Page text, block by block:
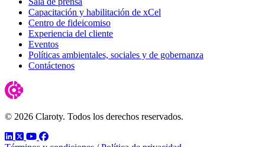
Capacitación y habilitación de xCel
Centro de fideicomiso
Experiencia del cliente
Eventos
Políticas ambientales, sociales y de gobernanza
Contáctenos
© 2026 Claroty. Todos los derechos reservados.
LinkedIn
TwitterYouTube
Facebook